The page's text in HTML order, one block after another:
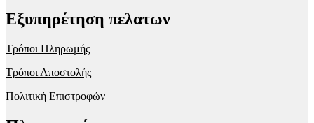
Εξυπηρέτηση πελατων
Τρόποι Πληρωμής
Τρόποι Αποστολής
Πολιτική Επιστροφών